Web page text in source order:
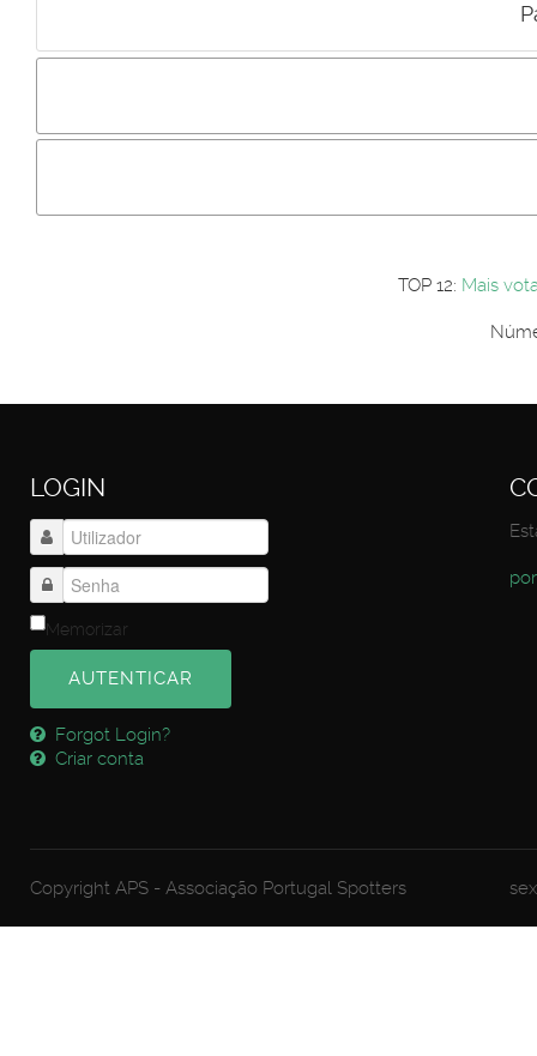
Incluir imagem :
Os
Primeiro autentique-se...
TOP 12: Mais
LOGIN
Memorizar
AUTENTICAR
Forgot Login?
Criar conta
Copyright APS - Associação Portugal Spotters